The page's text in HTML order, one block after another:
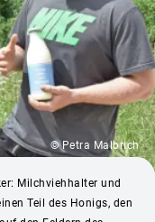
© Petra Malbrich
Milchviehhalter und
Teil des Honigs, den